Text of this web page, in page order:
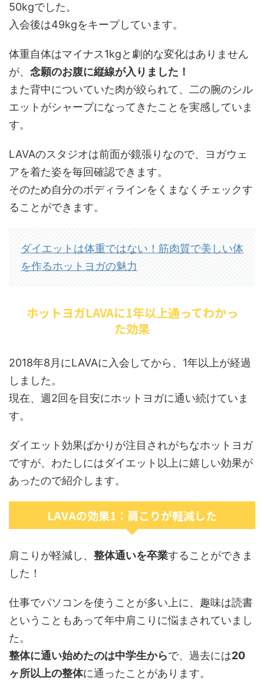
50kgでした。
入会後は49kgをキープしています。
体重自体はマイナス1kgと劇的な変化はありません
が、 念願のお腹に縦線が入りました！
また背中についていた肉が絞られて、二の腕のシル
エットがシャープになってきたことを実感していま
す。
LAVAのスタジオは前面が鏡張りなので、ヨガウェ
アを着た姿を毎回確認できます。
そのため自分のボディラインをくまなくチェックす
ることができます。
ダイエットは体重ではない！筋肉質で美しい体
を作るホットヨガの魅力
ホットヨガLAVAに1年以上通ってわかっ
た効果
2018年8月にLAVAに入会してから、1年以上が経過
しました。
現在、週2回を目安にホットヨガに通い続けていま
す。
ダイエット効果ばかりが注目されがちなホットヨガ
ですが、わたしにはダイエット以上に嬉しい効果が
あったので紹介します。
LAVAの効果1：肩こりが軽減した
肩こりが軽減し、 整体通いを卒業することができま
した！
仕事でパソコンを使うことが多い上に、趣味は読書
ということもあって年中肩こりに悩まされていまし
た。
整体に通い始めたのは中学生からで、過去には20
ヶ所以上の整体に通ったことがあります。